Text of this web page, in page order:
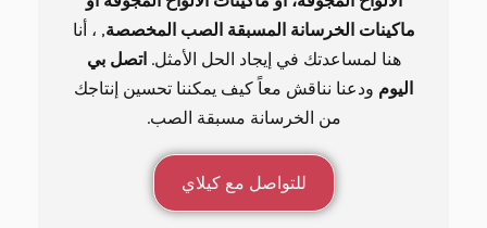
ماكينات الخرسانة المسبقة الصب المخصصة, ، أنا
هنا لمساعدتك في إيجاد الحل الأمثل. اتصل بي
اليوم ودعنا نناقش معاً كيف يمكننا تحسين إنتاجك
من الخرسانة مسبقة الصب.
للتواصل مع كيلاي